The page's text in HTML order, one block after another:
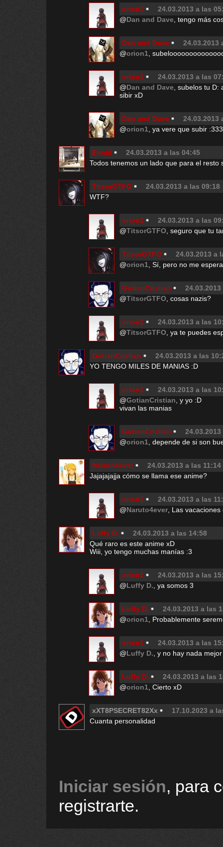
orion1
24.03.2013 a las
@Dan and Dave , tengo más
Dan and Dave
24.03.2013
@orion1 ,
orion1
24.03.2013 a las
@Dan and Dave , subelos tu
sibir xD
Dan and Dave
24.03.2013
@orion1 , ya vere que subir
Ennid
24.03.2013 a las 04:45
Todos tenemos un lado que para el resto
TitsorGTFO
24.03.2013 a las 09:18
WTF?
orion1
24.03.2013 a las
@TitsorGTFO , seguro que tu
TitsorGTFO
24.03.2013 a
@orion1 , Sí, pero no me
GotianCristian
@TitsorGTFO , cosas nazis?
orion1
24.03.2013 a las
@TitsorGTFO , ya te puedes
GotianCristian
24.03.2013 a las
YO TENGO MILES DE MANIAS :D
orion1
24.03.2013 a las
@GotianCristian , y yo :D
vivan las manias
GotianCristian
@orion1 , depende de si son
Naruto4ever
24.03.2013 a las 11:14
Jajajajajja cómo se llama ese anime?
orion1
24.03.2013 a las
@Naruto4ever , Las
Luffy D.
24.03.2013 a las 14:58
Qué raro es este anime xD
Wiii, yo tengo muchas manías :3
orion1
24.03.2013 a las
@Luffy D. , ya somos 3
Luffy D.
24.03.2013 a las
@orion1 , Probablemente
orion1
24.03.2013 a las
@Luffy D. , y no hay nada
Luffy D.
24.03.2013 a las
@orion1 , Cierto xD
xXT8PSECRET82Xx
17.10.2023 a
Cuanta personalidad
Iniciar sesión, para
registrarte.